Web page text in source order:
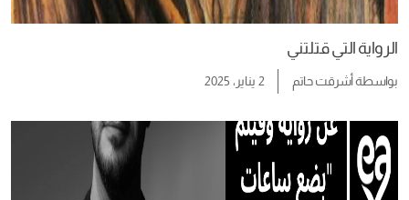
الرواية التي قتلتني
بواسطةأشرقت حاتم 2 يناير، 2025